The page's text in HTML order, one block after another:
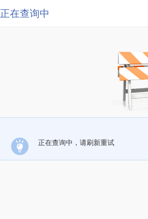
正在查询中
正在查询中，请刷新重试